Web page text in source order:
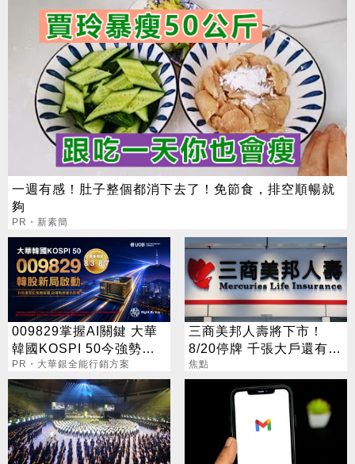
一週有感！肚子整個都消下去了！免節食，排空順暢就
夠
PR・新素簡
009829掌握AI關鍵 大華
韓國KOSPI 50今強勢開
募
PR・大華銀全能行銷方案
三商美邦人壽將下市！
8/20停牌 千張大戶還有
252人
焦點